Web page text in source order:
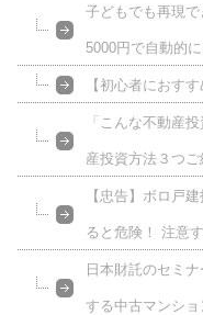
子どもでも再現
5000円で自動的
【初心者におす
「こんな不動産
産投資方法３つ
【忠告】ボロ戸
ると危険！ 注意
日本財託のセミ
する中古マンショ